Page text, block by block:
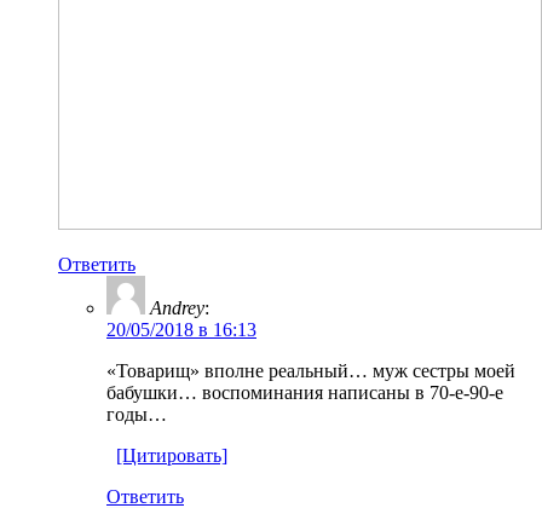
Ответить
Andrey:
20/05/2018 в 16:13
«Товарищ» вполне реальный… муж сестры моей
бабушки… воспоминания написаны в 70-е-90-е
годы…
[Цитировать]
Ответить